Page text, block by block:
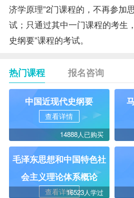
济学原理”2门课程的，不再参加
试；只通过其中一门课程的考生
史纲要”课程的考试。
热门课程 报名咨询
中国近现代史纲要
查看详情
14888人已购买
毛泽东思想和中国特色社
会主义理论体系概论
查看详情16523人学过